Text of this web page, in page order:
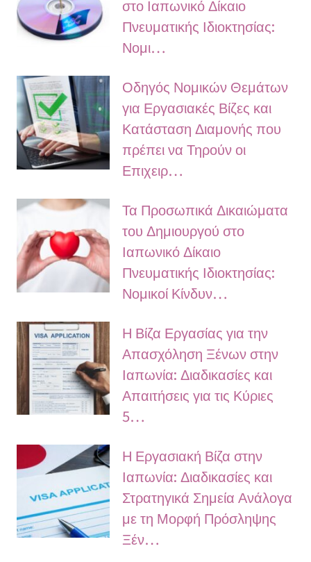
στο Ιαπωνικό Δίκαιο
Πνευματικής Ιδιοκτησίας:
Νομι…
Οδηγός Νομικών Θεμάτων
για Εργασιακές Βίζες και
Κατάσταση Διαμονής που
πρέπει να Τηρούν οι
Επιχειρ…
Τα Προσωπικά Δικαιώματα
του Δημιουργού στο
Ιαπωνικό Δίκαιο
Πνευματικής Ιδιοκτησίας:
Νομικοί Κίνδυν…
Η Βίζα Εργασίας για την
Απασχόληση Ξένων στην
Ιαπωνία: Διαδικασίες και
Απαιτήσεις για τις Κύριες
5…
Η Εργασιακή Βίζα στην
Ιαπωνία: Διαδικασίες και
Στρατηγικά Σημεία Ανάλογα
με τη Μορφή Πρόσληψης
Ξέν…